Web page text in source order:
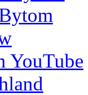
YouTube